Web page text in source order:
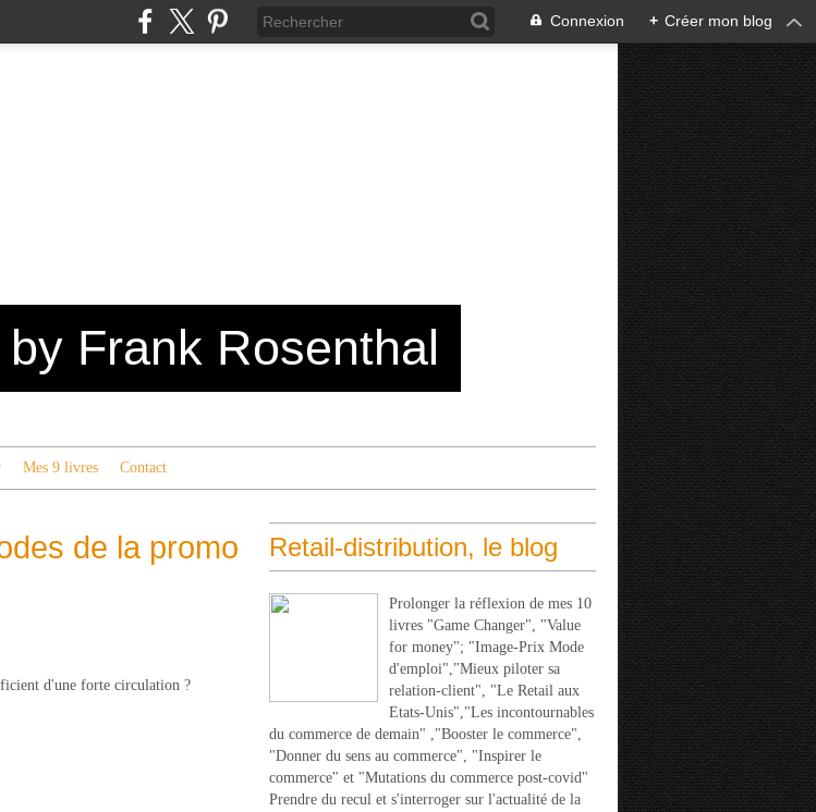
Connexion + Créer mon blog
Frank Rosenthal
Mes 9 livres Contact
de la promo
d'une forte circulation ?
Retail-distribution, le blog
Prolonger la réflexion de mes 10
livres "Game Changer", "Value
for money"; "Image-Prix Mode
d'emploi","Mieux piloter sa
relation-client", "Le Retail aux
Etats-Unis","Les incontournables
du commerce de demain" ,"Booster le commerce",
"Donner du sens au commerce", "Inspirer le
commerce" et "Mutations du commerce post-covid"
Prendre du recul et s'interroger sur l'actualité de la